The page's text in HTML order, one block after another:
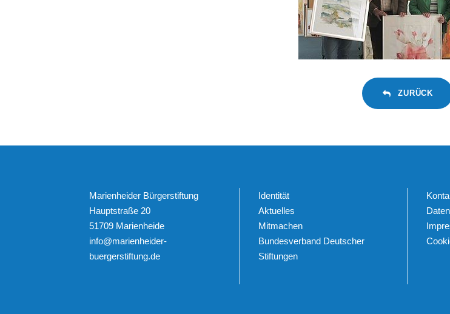
ZURÜCK
Marienheider Bürgerstiftung
Hauptstraße 20
51709 Marienheide
info@marienheider-
buergerstiftung.de
Identität
Aktuelles
Mitmachen
Bundesverband Deutscher
Stiftungen